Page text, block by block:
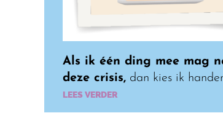
Als ik één ding mee mag
deze crisis, dan kies ik
LEES VERDER